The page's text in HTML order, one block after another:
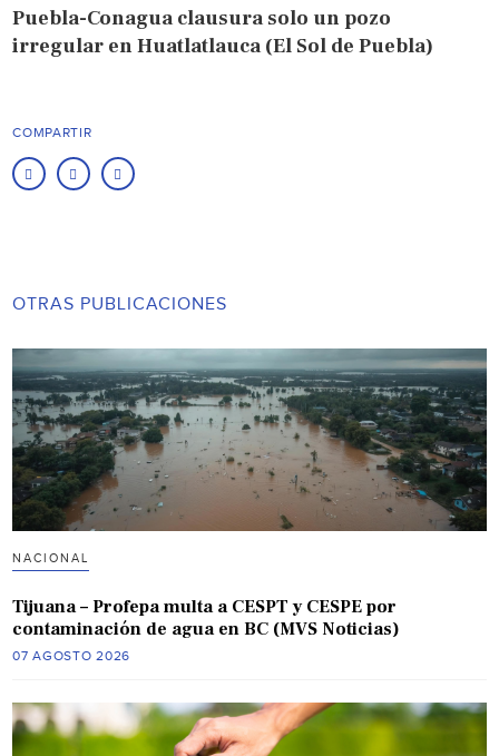
Puebla-Conagua clausura solo un pozo
irregular en Huatlatlauca (El Sol de Puebla)
COMPARTIR
OTRAS PUBLICACIONES
NACIONAL
Tijuana – Profepa multa a CESPT y CESPE por
contaminación de agua en BC (MVS Noticias)
07 AGOSTO 2026